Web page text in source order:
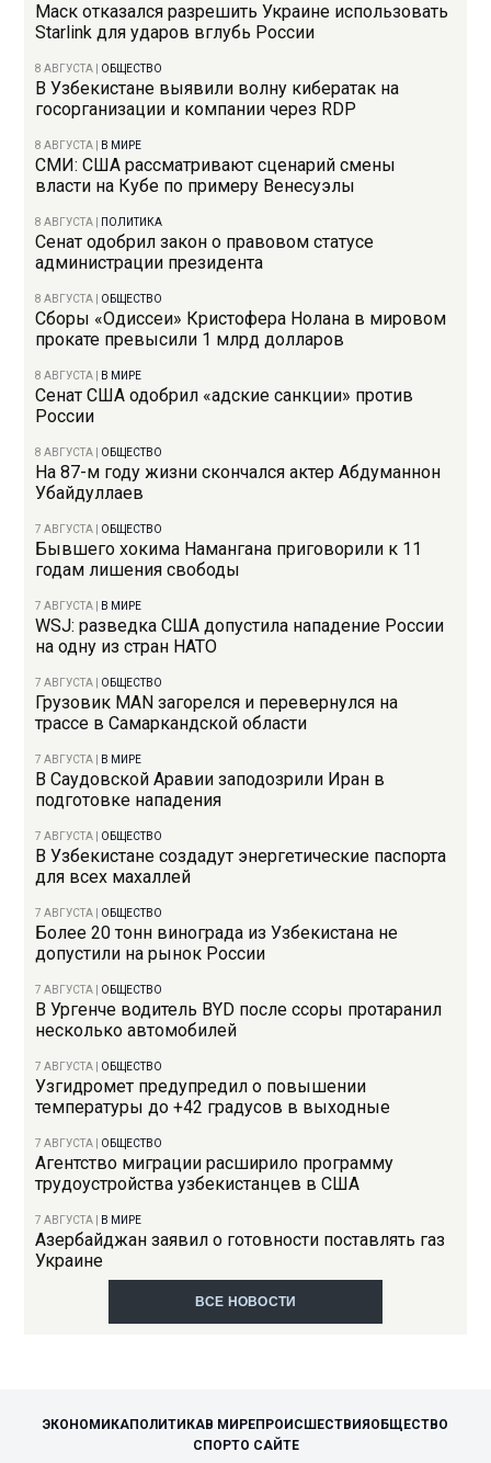
Маск отказался разрешить Украине использовать
Starlink для ударов вглубь России
8 АВГУСТА ОБЩЕСТВО
В Узбекистане выявили волну кибератак на
госорганизации и компании через RDP
8 АВГУСТА В МИРЕ
СМИ: США рассматривают сценарий смены
власти на Кубе по примеру Венесуэлы
8 АВГУСТА ПОЛИТИКА
Сенат одобрил закон о правовом статусе
администрации президента
8 АВГУСТА ОБЩЕСТВО
Сборы «Одиссеи» Кристофера Нолана в мировом
прокате превысили 1 млрд долларов
8 АВГУСТА В МИРЕ
Сенат США одобрил «адские санкции» против
России
8 АВГУСТА ОБЩЕСТВО
На 87-м году жизни скончался актер Абдуманнон
Убайдуллаев
7 АВГУСТА ОБЩЕСТВО
Бывшего хокима Намангана приговорили к 11
годам лишения свободы
7 АВГУСТА В МИРЕ
WSJ: разведка США допустила нападение России
на одну из стран НАТО
7 АВГУСТА ОБЩЕСТВО
Грузовик MAN загорелся и перевернулся на
трассе в Самаркандской области
7 АВГУСТА В МИРЕ
В Саудовской Аравии заподозрили Иран в
подготовке нападения
7 АВГУСТА ОБЩЕСТВО
В Узбекистане создадут энергетические паспорта
для всех махаллей
7 АВГУСТА ОБЩЕСТВО
Более 20 тонн винограда из Узбекистана не
допустили на рынок России
7 АВГУСТА ОБЩЕСТВО
В Ургенче водитель BYD после ссоры протаранил
несколько автомобилей
7 АВГУСТА ОБЩЕСТВО
Узгидромет предупредил о повышении
температуры до +42 градусов в выходные
7 АВГУСТА ОБЩЕСТВО
Агентство миграции расширило программу
трудоустройства узбекистанцев в США
7 АВГУСТА В МИРЕ
Азербайджан заявил о готовности поставлять газ
Украине
ВСЕ НОВОСТИ
ЭКОНОМИКАПОЛИТИКАВ МИРЕПРОИСШЕСТВИЯ ОБЩЕСТВО
СПОРТО САЙТЕ